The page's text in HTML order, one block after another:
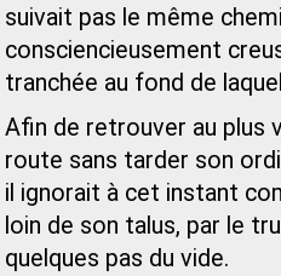
suivait pas le même
consciencieusement
tranchée au fond de
Afin de retrouver au plus
route sans tarder son
il ignorait à cet instant
loin de son talus, par le
quelques pas du vide.